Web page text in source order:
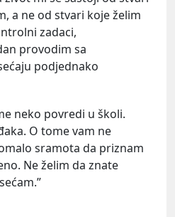
a ne od stvari koje želim
zadaci,
provodim sa
podjednako
neko povredi u školi.
O tome vam ne
sramota da priznam
Ne želim da znate